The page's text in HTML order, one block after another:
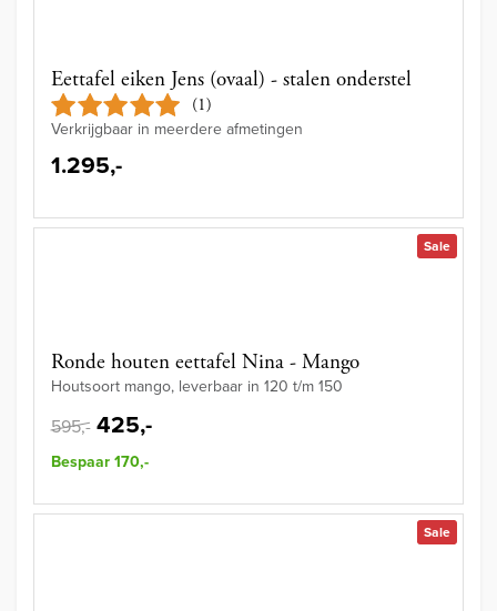
Eettafel eiken Jens (ovaal) - stalen onderstel
(1)
Verkrijgbaar in meerdere afmetingen
1.295,-
Sale
Ronde houten eettafel Nina - Mango
Houtsoort mango, leverbaar in 120 t/m 150
595,- 425,-
Bespaar 170,-
Sale